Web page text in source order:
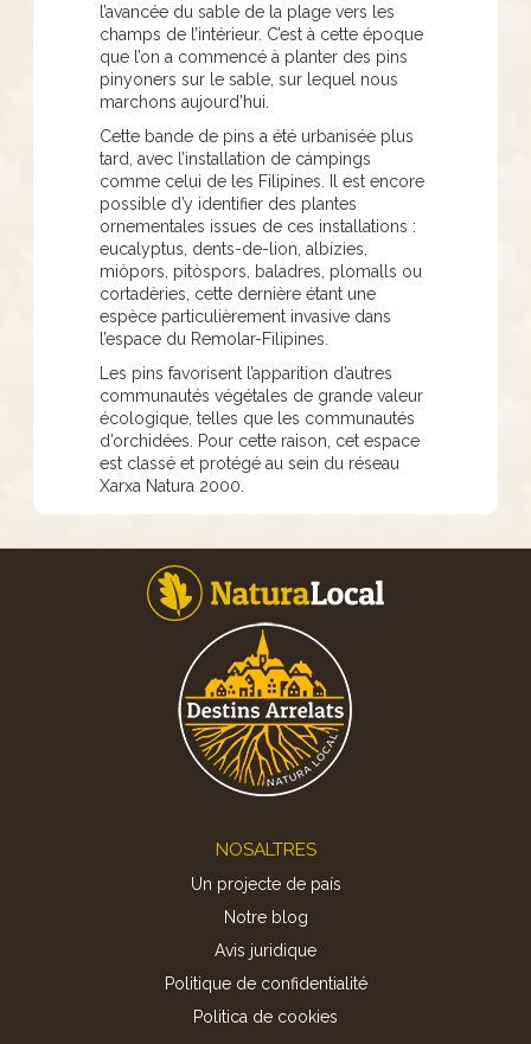
l’avancée du sable de la plage vers les
champs de l’intérieur. C’est à cette époque
que l’on a commencé à planter des pins
pinyoners sur le sable, sur lequel nous
marchons aujourd’hui.
Cette bande de pins a été urbanisée plus
tard, avec l’installation de cámpings
comme celui de les Filipines. Il est encore
possible d’y identifier des plantes
ornementales issues de ces installations :
eucalyptus, dents-de-lion, albízies,
miòpors, pitòspors, baladres, plomalls ou
cortadèries, cette dernière étant une
espèce particulièrement invasive dans
l’espace du Remolar-Filipines.
Les pins favorisent l’apparition d’autres
communautés végétales de grande valeur
écologique, telles que les communautés
d’orchidées. Pour cette raison, cet espace
est classé et protégé au sein du réseau
Xarxa Natura 2000.
NOSALTRES
Un projecte de país
Notre blog
Avis juridique
Politique de confidentialité
Politica de cookies